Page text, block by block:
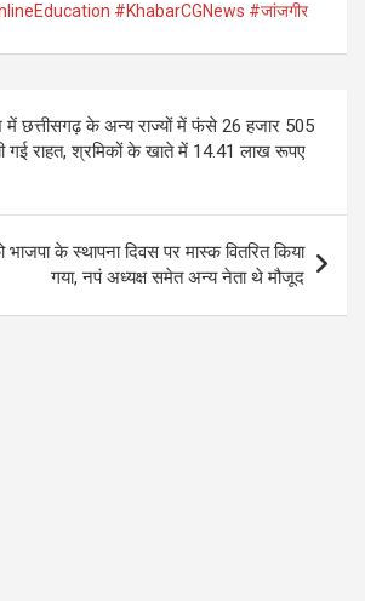
p
#KhabarCGNews #जांजगीर
में छत्तीसगढ़ के अन्य राज्यों में फंसे 26 हजार 505
गई राहत, श्रमिकों के खाते में 14.41 लाख रूपए
के स्थापना दिवस पर मास्क वितरित किया
गया, नपं अध्यक्ष समेत अन्य नेता थे मौजूद